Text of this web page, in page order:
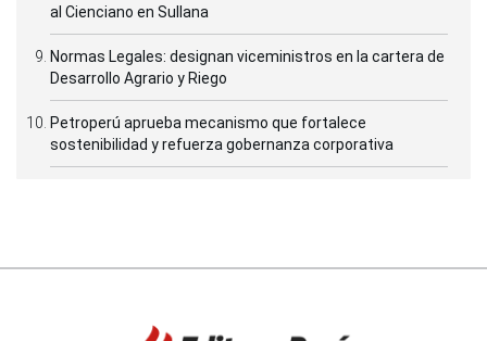
al Cienciano en Sullana
Normas Legales: designan viceministros en la cartera de
Desarrollo Agrario y Riego
Petroperú aprueba mecanismo que fortalece
sostenibilidad y refuerza gobernanza corporativa